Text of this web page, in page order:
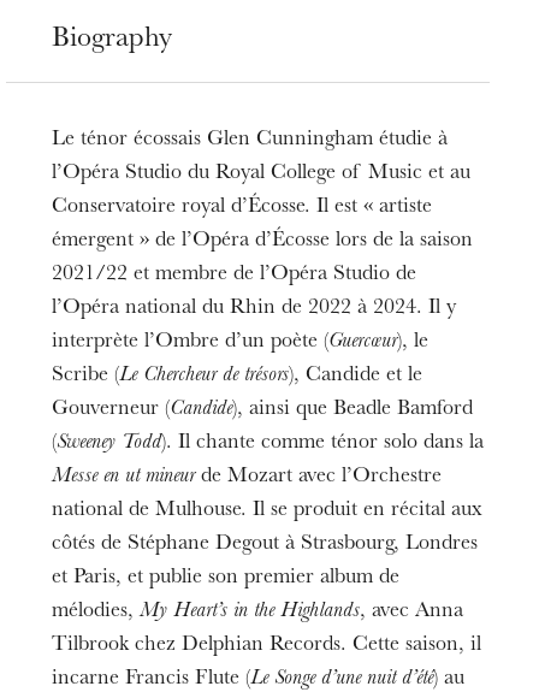
Biography
Le ténor écossais Glen Cunningham étudie à
l’Opéra Studio du Royal College of Music et au
Conservatoire royal d’Écosse. Il est « artiste
émergent » de l’Opéra d’Écosse lors de la saison
2021/22 et membre de l’Opéra Studio de
l’Opéra national du Rhin de 2022 à 2024. Il y
interprète l’Ombre d’un poète (Guercœur), le
Scribe (Le Chercheur de trésors), Candide et le
Gouverneur (Candide), ainsi que Beadle Bamford
(Sweeney Todd). Il chante comme ténor solo dans la
Messe en ut mineurde Mozart avec l’Orchestre
national de Mulhouse. Il se produit en récital aux
côtés de Stéphane Degout à Strasbourg, Londres
et Paris, et publie son premier album de
mélodies,My Heart’s in the Highlands, avec Anna
Tilbrook chez Delphian Records. Cette saison, il
incarne Francis Flute (Le Songe d’une nuit d’été) au